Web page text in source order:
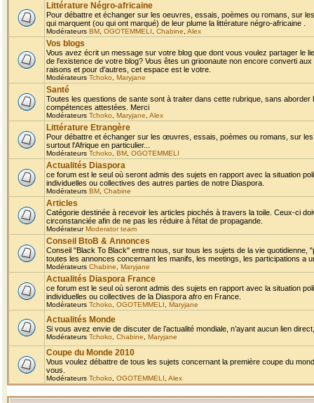
Littérature Négro-africaine
Pour débattre et échanger sur les oeuvres, essais, poèmes ou romans, sur
qui marquent (ou qui ont marqué) de leur plume la littérature négro-africaine .
Modérateurs BM OGOTEMMELI Chabine Alex
Vos blogs
Vous avez écrit un message sur votre blog que dont vous voulez partager le
de l'existence de votre blog? Vous êtes un grioonaute non encore converti
raisons et pour d'autres, cet espace est le votre.
Modérateurs Tchoko Maryjane
Santé
Toutes les questions de sante sont à traiter dans cette rubrique, sans
compétences attestées. Merci
Modérateurs Tchoko Maryjane Alex
Littérature Etrangère
Pour débattre et échanger sur les œuvres, essais, poèmes ou romans, sur
surtout l'Afrique en particulier...
Modérateurs Tchoko BM OGOTEMMELI
Actualités Diaspora
ce forum est le seul où seront admis des sujets en rapport avec la situation
individuelles ou collectives des autres parties de notre Diaspora.
Modérateurs BM Chabine
Articles
Catégorie destinée à recevoir les articles piochés à travers la toile. Ceux-ci
circonstanciée afin de ne pas les réduire à l'état de propagande.
ModérateurModerator team
Conseil BtoB & Annonces
Conseil "Black To Black" entre nous, sur tous les sujets de la vie
toutes les annonces concernant les manifs, les meetings, les participations a
Modérateurs Chabine Maryjane
Actualités Diaspora France
ce forum est le seul où seront admis des sujets en rapport avec la situation
individuelles ou collectives de la Diaspora afro en France.
Modérateurs Tchoko OGOTEMMELI Maryjane
Actualités Monde
Si vous avez envie de discuter de l’actualité mondiale, n’ayant aucun lien
Modérateurs Tchoko Chabine Maryjane
Coupe du Monde 2010
Vous voulez débattre de tous les sujets concernant la première coupe du
vous.
Modérateurs Tchoko OGOTEMMELI Alex